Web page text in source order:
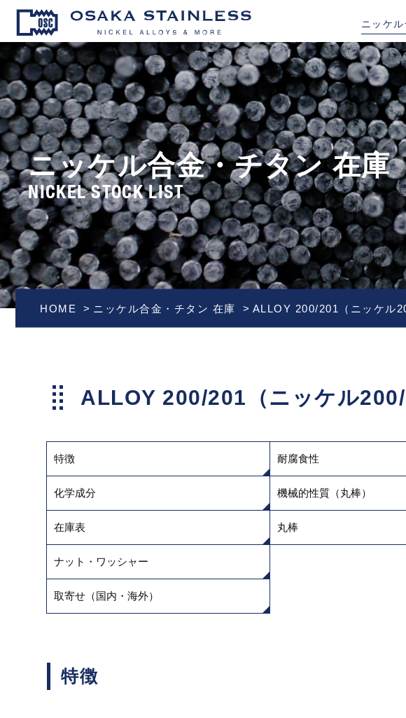
OSAKA STAINLESS
ニッケ
ニッケル合金・チタン 在庫
NICKEL STOCK LIST
HOME ニッケル合金・チタン 在庫 ALLOY 200/201（ニッケル
ALLOY 200/201（ニッケル200/
特徴 耐腐食性
化学成分 機械的性質（丸棒）
在庫表 丸棒
ナット・ワッシャー
取寄せ（国内・海外）
特徴